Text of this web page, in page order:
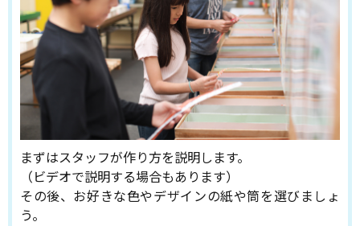
まずはスタッフが作り方を説明します。
（ビデオで説明する場合もあります）
その後、お好きな色やデザインの紙や筒を選びましょ
う。